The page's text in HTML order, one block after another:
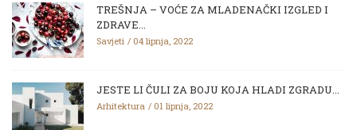
TREŠNJA – VOĆE ZA MLADENAČKI IZGLED I
ZDRAVE...
Savjeti 04 lipnja, 2022
JESTE LI ČULI ZA BOJU KOJA HLADI ZGRADU...
Arhitektura 01 lipnja, 2022